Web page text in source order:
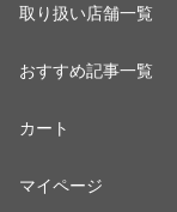
取り扱い店舗一覧
おすすめ記事一覧
カート
マイページ